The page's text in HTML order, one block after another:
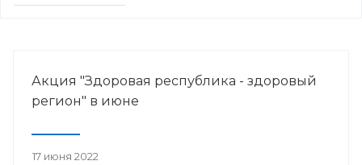
Акция "Здоровая республика - здоровый
регион" в июне
17 июня 2022